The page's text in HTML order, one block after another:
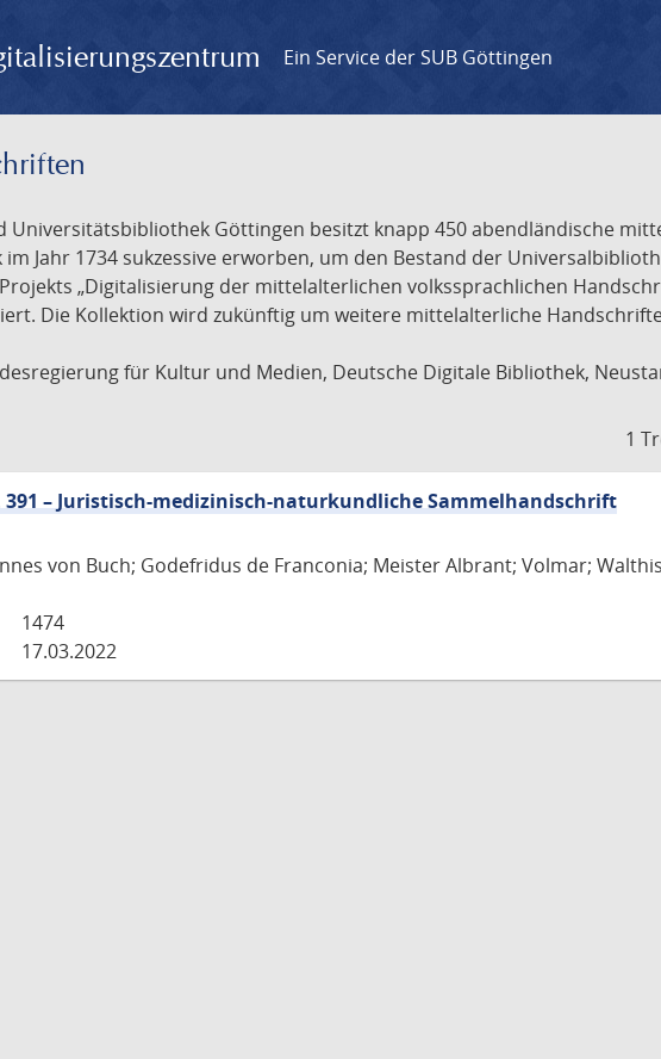
Ein Service der SUB Göttingen
Universitätsbibliothek Göttingen besitzt knapp 450 abendländische
Jahr 1734 sukzessive erworben, um den Bestand der
„Digitalisierung der mittelalterlichen volkssprachlichen
Die Kollektion wird zukünftig um weitere mittelalterliche
für Kultur und Medien, Deutsche Digitale Bibliothek,
1
391 – Juristisch-medizinisch-naturkundliche Sammelhandschrift
von Buch; Godefridus de Franconia; Meister Albrant; Volmar;
1474
17.03.2022